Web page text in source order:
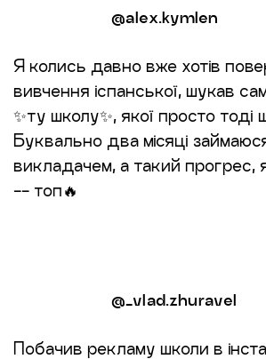
@alex.kymlen
Я колись давно вже хотів
вивчення іспанської, шукав
✨ту школу✨, якої просто тоді
Буквально два місяці
викладачем, а такий прогрес,
-- топ🔥
@_vlad.zhuravel
Побачив рекламу школи в